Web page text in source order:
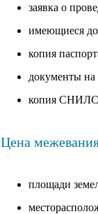
заявка о
имеющиеся
копия
документы на
копия
Цена межевания
площади